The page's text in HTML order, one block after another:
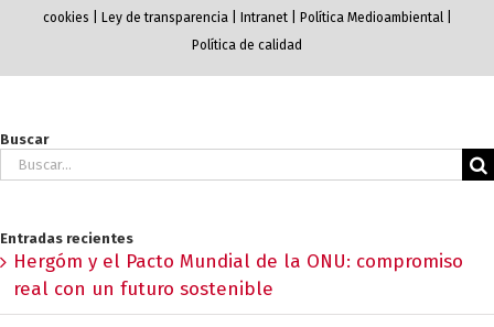
cookies
Ley de transparencia| Intranet| Política Medioambiental|
Política de calidad
Buscar
Buscar:
Entradas recientes
Hergóm y el Pacto Mundial de la ONU: compromiso
real con un futuro sostenible